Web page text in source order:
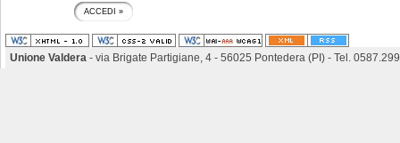
Unione Valdera - via Brigate Partigiane, 4 - 56025 Pontedera (PI) - Tel.